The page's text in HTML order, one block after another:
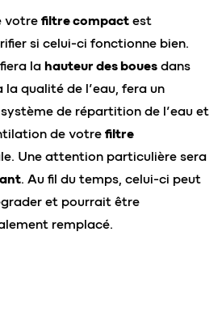
votre filtre compact est
si celui-ci fonctionne bien.
la hauteur des boues dans
la qualité de l’eau, fera un
de répartition de l’eau et
de votre filtre
Une attention particulière sera
. Au fil du temps, celui-ci peut
et pourrait être
remplacé.